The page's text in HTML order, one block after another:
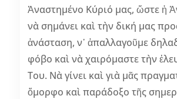
Ἀναστημένο Κύριό μας, ὥστε ἡ
νὰ σημάνει καὶ τὴν δική μας
ἀνάσταση, ν᾽ ἀπαλλαγοῦμε
φόβο καὶ νὰ χαιρόμαστε τὴν
Του. Νὰ γίνει καὶ γιὰ μᾶς
ὄμορφο καὶ παράδοξο τῆς